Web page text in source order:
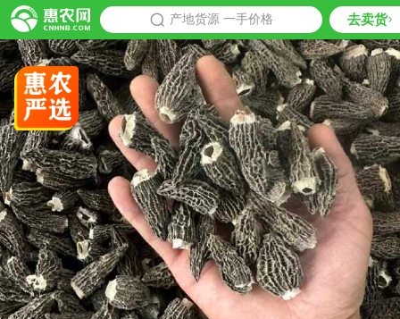
产地货源 一手价格 去卖货
推荐